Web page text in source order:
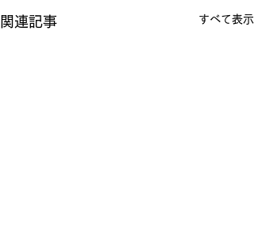
関連記事 すべて表示